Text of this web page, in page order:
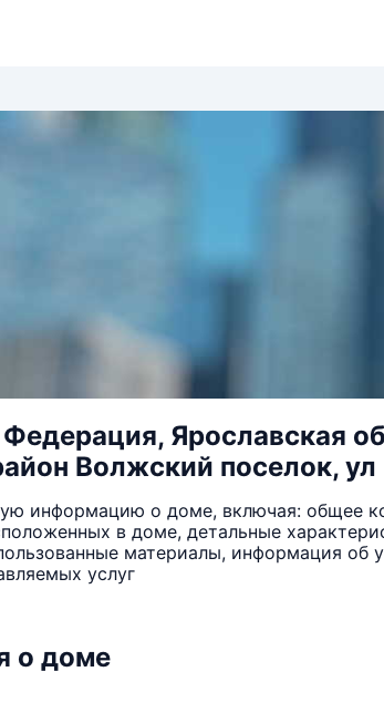
Ярославская
Волжский поселок, ул
информацию о доме, включая: общее
в доме, детальные
материалы, информация об
услуг
о доме